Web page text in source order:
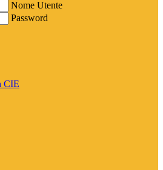
Nome Utente
Password
CIE